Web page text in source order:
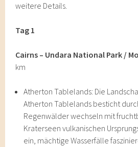
weitere Details.
Tag 1
Cairns – Undara National Park /
km
Atherton Tablelands: Die
Atherton Tablelands besticht
Regenwälder wechseln mit
Kraterseen vulkanischen
ein, mächtige Wasserfälle